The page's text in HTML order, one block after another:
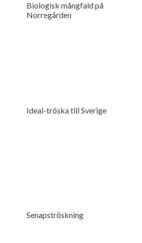
Biologisk mångfald på
Norregården
Ideal-tröska till Sverige
Senapströskning